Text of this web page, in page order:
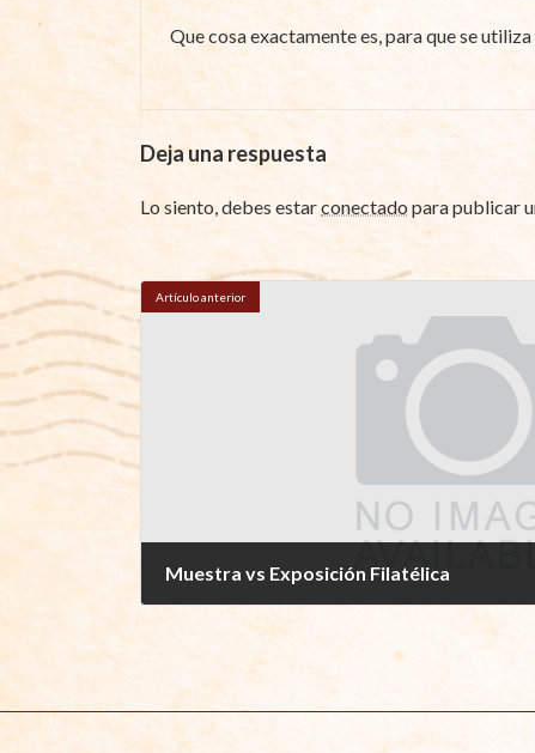
Que cosa exactamente es, para que se
Deja una respuesta
Lo siento, debes estarconectadopara publicar
Artículo anterior
Muestra vs Exposición Filatélica